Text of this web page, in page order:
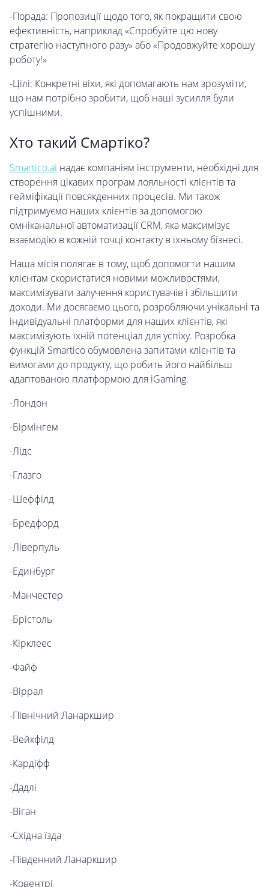
-Порада: Пропозиції щодо того, як покращити свою
ефективність, наприклад «Спробуйте цю нову
стратегію наступного разу» або «Продовжуйте хорошу
роботу!»
-Цілі: Конкретні віхи, які допомагають нам зрозуміти,
що нам потрібно зробити, щоб наші зусилля були
успішними.
Хто такий Смартіко?
Smartico.ai надає компаніям інструменти, необхідні для
створення цікавих програм лояльності клієнтів та
гейміфікації повсякденних процесів. Ми також
підтримуємо наших клієнтів за допомогою
омніканальної автоматизації CRM, яка максимізує
взаємодію в кожній точці контакту в їхньому бізнесі.
Наша місія полягає в тому, щоб допомогти нашим
клієнтам скористатися новими можливостями,
максимізувати залучення користувачів і збільшити
доходи. Ми досягаємо цього, розробляючи унікальні та
індивідуальні платформи для наших клієнтів, які
максимізують їхній потенціал для успіху. Розробка
функцій Smartico обумовлена запитами клієнтів та
вимогами до продукту, що робить його найбільш
адаптованою платформою для iGaming.
-Лондон
-Бірмінгем
-Лідс
-Глазго
-Шеффілд
-Бредфорд
-Ліверпуль
-Единбург
-Манчестер
-Брістоль
-Кірклеес
-Файф
-Віррал
-Північний Ланаркшир
-Вейкфілд
-Кардіфф
-Дадлі
-Віган
-Східна їзда
-Південний Ланаркшир
-Ковентрі